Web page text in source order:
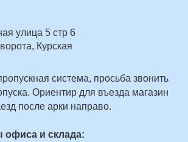
улица 5 стр 6
Курская
система, просьба звонить
Ориентир для въезда магазин
после арки направо.
офиса и склада: